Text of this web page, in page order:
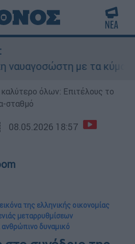
με τα κύματα
όλων: Επιτέλους το
σταθμό
08.05.2026 18:57
της ελληνικής οικονομίας
μεταρρυθμίσεων
ανθρώπινο δυναμικό